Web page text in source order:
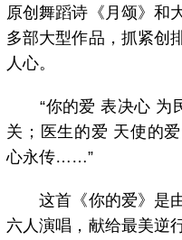
原创舞蹈诗《月颂》和
多部大型作品，抓紧创
人心。
“你的爱 表决心 为
关；医生的爱 天使的
心永传……”
这首《你的爱》是由
六人演唱，献给最美逆